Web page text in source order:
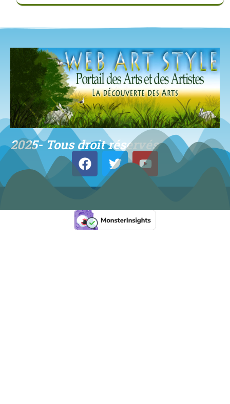
2025- Tous droit réservés